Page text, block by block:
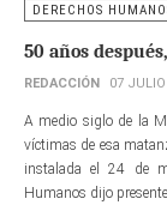
DERECHOS
50 años
REDACCIÓN 07
A medio siglo de la
víctimas de esa
instalada el 24 de
Humanos dijo